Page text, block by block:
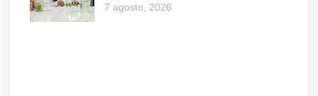
7 agosto, 2026